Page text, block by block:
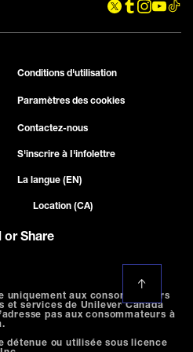
Conditions d'utilisation
Paramètres des cookies
Contactez-nous
S'inscrire à I'infolettre
La langue (EN)
Location (CA)
or Share
uniquement aux consommateurs
et services de Unilever Canada
pas aux consommateurs à
détenue ou utilisée sous licence